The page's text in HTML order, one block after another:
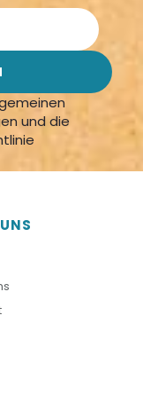
und die